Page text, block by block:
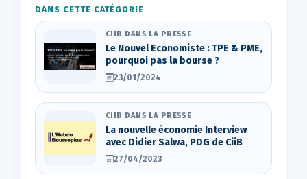
DANS CETTE CATÉGORIE
CIIB DANS LA PRESSE
Le Nouvel Economiste : TPE & PME,
pourquoi pas la bourse ?
23/01/2024
CIIB DANS LA PRESSE
La nouvelle économie Interview
avec Didier Salwa, PDG de CiiB
27/04/2023